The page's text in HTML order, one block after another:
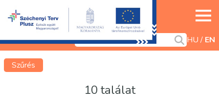
HU EN
Szűrés
10 találat